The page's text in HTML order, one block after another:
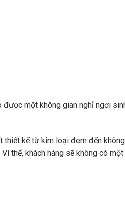
được một không gian nghỉ ngơi
thiết kế từ kim loại đem đến
thế, khách hàng sẽ không có